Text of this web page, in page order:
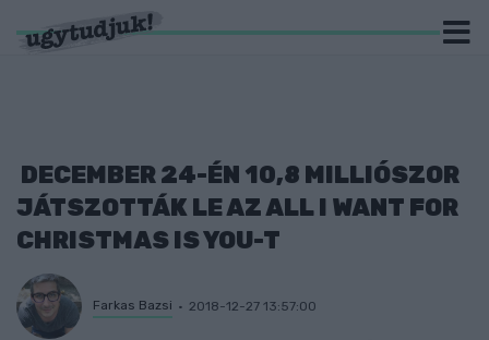
DECEMBER 24-ÉN 10,8 MILLIÓSZOR
JÁTSZOTTÁK LE AZ ALL I WANT FOR
CHRISTMAS IS YOU-T
Farkas Bazsi 2018-12-27 13:57:00